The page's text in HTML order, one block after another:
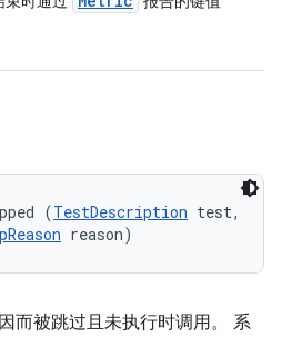
(TestDescription test,
reason)
而被跳过且未执行时调用。 系